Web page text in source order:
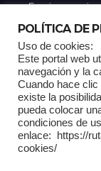
Funciona
Home Análisis
Multimedia
POLÍTICA DE
Uso de cookies:
Este portal web
navegación y la
Cuando hace clic
existe la
pueda colocar
condiciones de
enlace: https://
cookies/